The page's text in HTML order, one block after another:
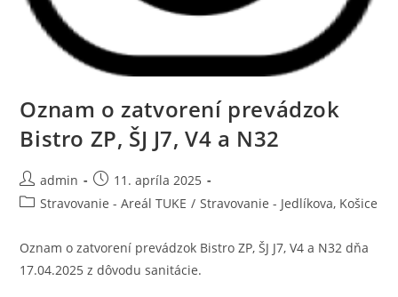
Oznam o zatvorení prevádzok
Bistro ZP, ŠJ J7, V4 a N32
admin
11. apríla 2025
Stravovanie - Areál TUKE / Stravovanie - Jedlíkova, Košice
Oznam o zatvorení prevádzok Bistro ZP, ŠJ J7, V4 a N32 dňa
17.04.2025 z dôvodu sanitácie.